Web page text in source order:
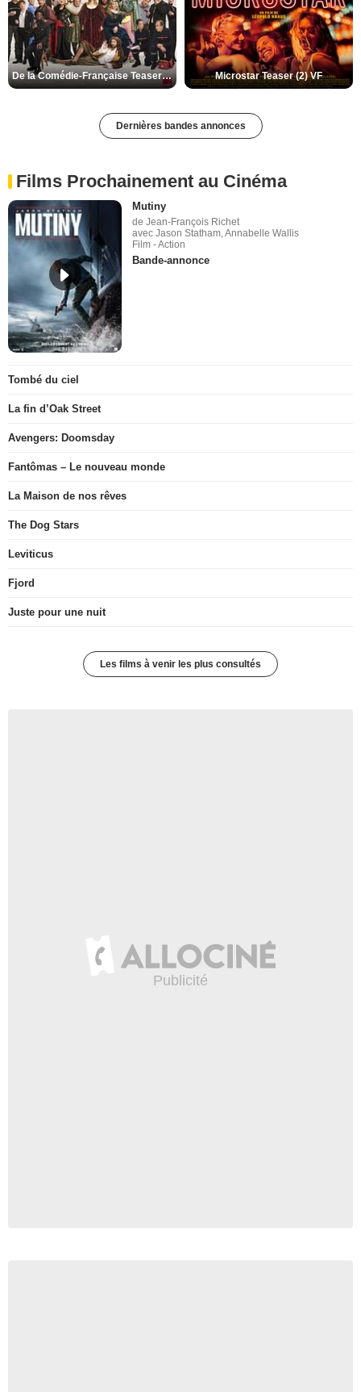
De la Comédie-Française Teaser (3) VF Microstar Teaser (2) VF
Dernières bandes annonces
Films Prochainement au Cinéma
Mutiny
de Jean-François Richet
avec Jason Statham, Annabelle Wallis
Film - Action
Bande-annonce
Tombé du ciel
La fin d’Oak Street
Avengers: Doomsday
Fantômas – Le nouveau monde
La Maison de nos rêves
The Dog Stars
Leviticus
Fjord
Juste pour une nuit
Les films à venir les plus consultés